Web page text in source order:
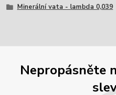
Minerální vata - lambda 0,039
Nepropásněte